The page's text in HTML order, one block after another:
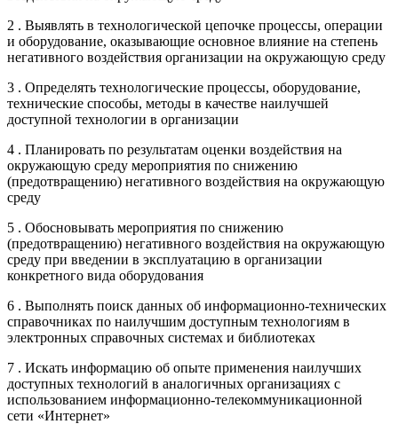
2 . Выявлять в технологической цепочке процессы, операции
и оборудование, оказывающие основное влияние на степень
негативного воздействия организации на окружающую среду
3 . Определять технологические процессы, оборудование,
технические способы, методы в качестве наилучшей
доступной технологии в организации
4 . Планировать по результатам оценки воздействия на
окружающую среду мероприятия по снижению
(предотвращению) негативного воздействия на окружающую
среду
5 . Обосновывать мероприятия по снижению
(предотвращению) негативного воздействия на окружающую
среду при введении в эксплуатацию в организации
конкретного вида оборудования
6 . Выполнять поиск данных об информационно-технических
справочниках по наилучшим доступным технологиям в
электронных справочных системах и библиотеках
7 . Искать информацию об опыте применения наилучших
доступных технологий в аналогичных организациях с
использованием информационно-телекоммуникационной
сети «Интернет»